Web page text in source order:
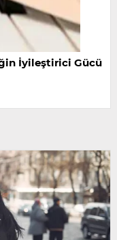
İyileştirici Gücü